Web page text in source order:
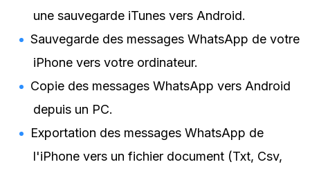
une sauvegarde iTunes vers Android.
Sauvegarde des messages WhatsApp de votre
iPhone vers votre ordinateur.
Copie des messages WhatsApp vers Android
depuis un PC.
Exportation des messages WhatsApp de
l'iPhone vers un fichier document (Txt, Csv,